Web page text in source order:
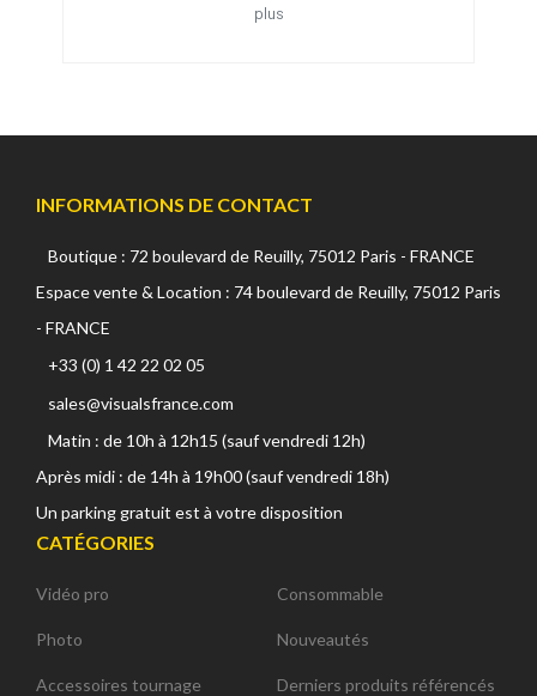
plus
INFORMATIONS DE CONTACT
Boutique : 72 boulevard de Reuilly, 75012 Paris - FRANCE
Espace vente & Location : 74 boulevard de Reuilly, 75012 Paris
- FRANCE
+33 (0) 1 42 22 02 05
sales@visualsfrance.com
Matin : de 10h à 12h15 (sauf vendredi 12h)
Après midi : de 14h à 19h00 (sauf vendredi 18h)
Un parking gratuit est à votre disposition
CATÉGORIES
Vidéo pro
Photo
Accessoires tournage
Consommable
Nouveautés
Derniers produits référencés